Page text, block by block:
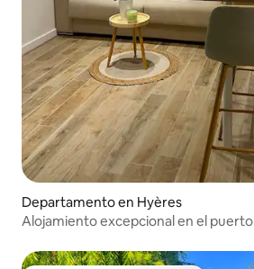
Departamento en Hyères
Alojamiento excepcional en el puerto